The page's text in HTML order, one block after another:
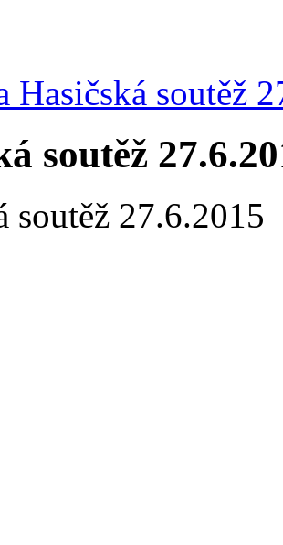
Hasičská soutěž
soutěž
soutěž 27.6.2015